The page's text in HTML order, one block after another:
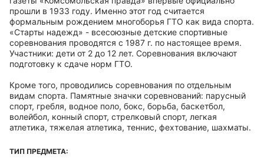
прошли в 1933 году. Именно этот год считается
формальным рождением многоборья ГТО как вида спорта.
«Старты надежд» - всесоюзные детские спортивные
соревнования проводятся с 1987 г. по настоящее время.
Участники: дети от 2 до 12 лет. Соревнования включают
подготовку к сдаче норм ГТО.
Кроме того, проводились соревнования по отдельным
видам спорта. Памятные значки соревнований: парусный
спорт, гребля, водное поло, бокс, борьба, баскетбол,
волейбол, конный спорт, стрелковый спорт, легкая
атлетика, тяжелая атлетика, теннис, фехтование, шахматы.
ТИП ПРЕДМЕТА: